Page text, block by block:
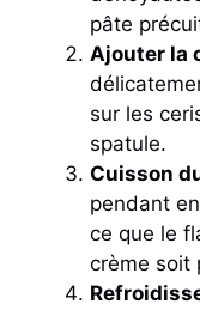
pâte
Ajouter la
sur les
spatule.
Cuisson
pendant
ce que le
crème soit